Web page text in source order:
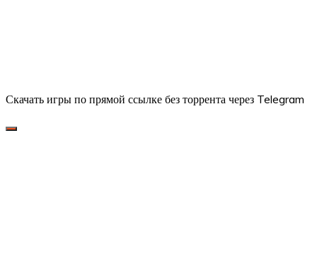
Скачать игры по прямой ссылке без торрента через Telegram